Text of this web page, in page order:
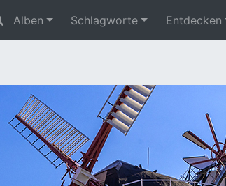
Alben Schlagworte Entdecken